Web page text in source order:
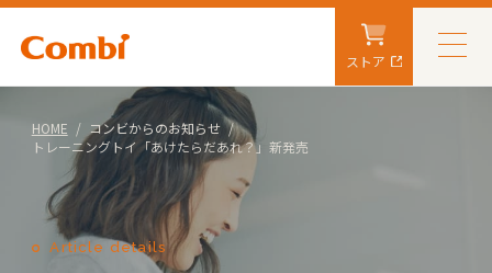
ストア
HOME
コンビからのお知らせ
トレーニングトイ「あけたらだあれ？」新発売
Article details